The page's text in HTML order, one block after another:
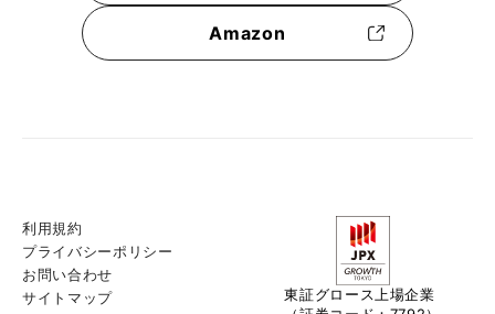
Amazon
利用規約
プライバシーポリシー
お問い合わせ
サイトマップ
東証グロース上場企業